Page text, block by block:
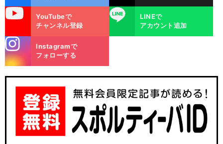
YouTubeで
チャンネル登録
LINE
LINEで
アカウント追加
m
Instagramで
フォローする